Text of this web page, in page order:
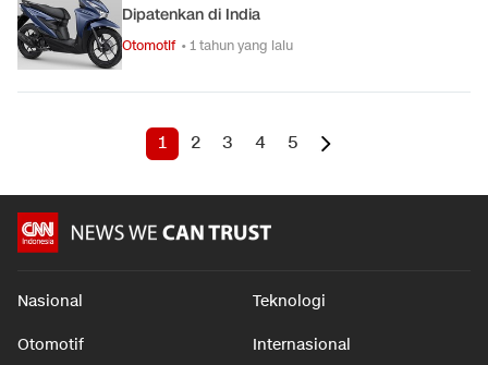
Dipatenkan di India
Otomotif • 1 tahun yang lalu
1 2 3 4 5
Nasional Teknologi
Otomotif Internasional